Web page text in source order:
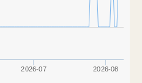
2026-07 2026-08